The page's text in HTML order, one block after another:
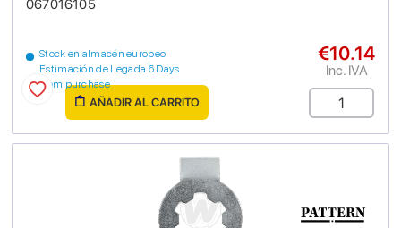
067016105
Stock en almacén europeo
Estimación de llegada 6 Days
from purchase
€10.14
Inc. IVA
AÑADIR AL CARRITO